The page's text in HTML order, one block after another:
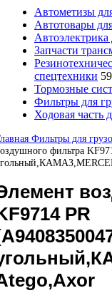
Автометизы
Автотовары
Автоэлектрика
Запчасти
спецтехники 59
Тормозные
Фильтры для
Ходовая часть
Фильтры для
фильтра
PR